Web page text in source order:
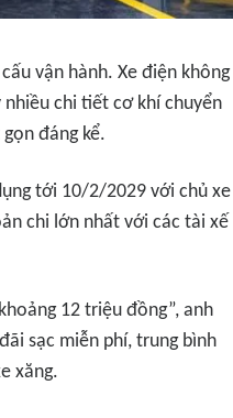
vận hành. Xe điện không
chi tiết cơ khí chuyển
đáng kể.
tới 10/2/2029 với chủ xe
chi lớn nhất với các tài xế
12 triệu đồng”, anh
sạc miễn phí, trung bình
xăng.